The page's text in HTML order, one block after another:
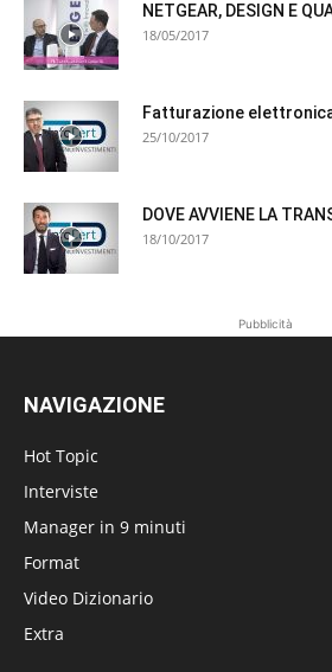
NETGEAR, DESIGN E
18/05/2017
Fatturazione
25/10/2017
DOVE AVVIENE LA
18/10/2017
Pubblicità
NAVIGAZIONE
Hot Topic
Interviste
Manager in 9 minuti
Format
Video Dizionario
Extra